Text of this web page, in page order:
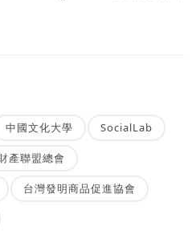
中國文化大學 SocialLab
產聯盟總會
台灣發明商品促進協會